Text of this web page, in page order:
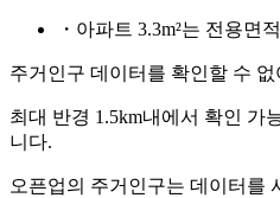
・아파트 3.3m²는 전용면
주거인구 데이터를 확인할 수 없
최대 반경 1.5km내에서 확인 가
니다.
오픈업의 주거인구는 데이터를